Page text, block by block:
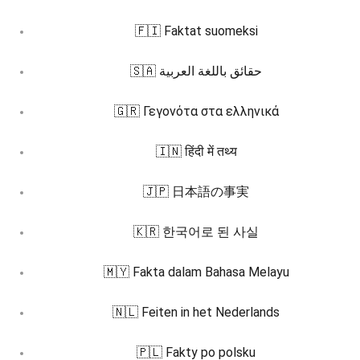
🇫🇮 Faktat suomeksi
🇸🇦 حقائق باللغة العربية
🇬🇷 Γεγονότα στα ελληνικά
🇮🇳 हिंदी में तथ्य
🇯🇵 日本語の事実
🇰🇷 한국어로 된 사실
🇲🇾 Fakta dalam Bahasa Melayu
🇳🇱 Feiten in het Nederlands
🇵🇱 Fakty po polsku